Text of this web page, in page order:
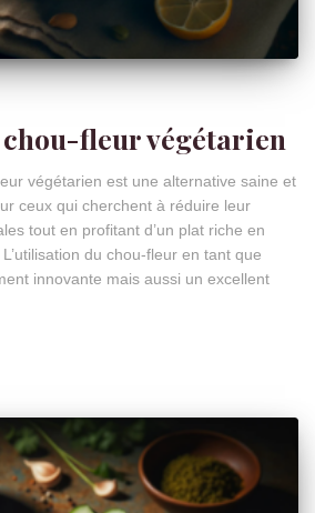
chou-fleur végétarien
végétarien est une alternative saine et
ceux qui cherchent à réduire leur
tout en profitant d’un plat riche en
du chou-fleur en tant que
innovante mais aussi un excellent